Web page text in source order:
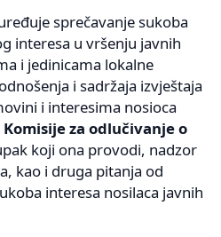
sprečavanje sukoba
interesa u vršenju javnih
i jedinicama lokalne
i sadržaja izvještaja
i interesima nosioca
Komisije za odlučivanje o
koji ona provodi, nadzor
kao i druga pitanja od
interesa nosilaca javnih